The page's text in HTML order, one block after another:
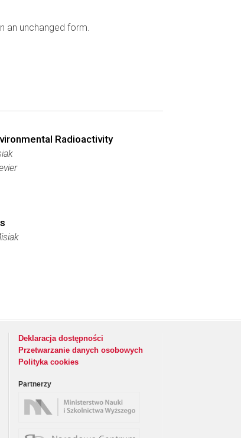
an unchanged form.
Radioactivity
Deklaracja dostępności
Przetwarzanie danych osobowych
Polityka cookies
Partnerzy